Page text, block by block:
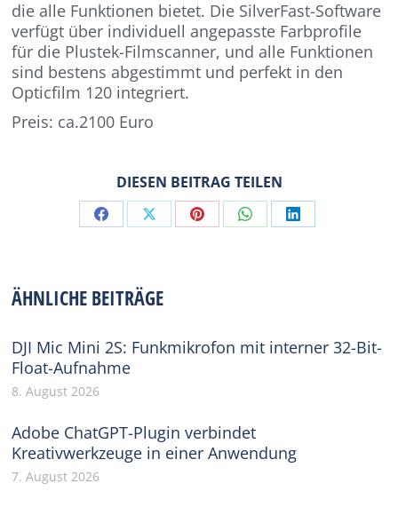
die alle Funktionen bietet. Die SilverFast-Software
verfügt über individuell angepasste Farbprofile
für die Plustek-Filmscanner, und alle Funktionen
sind bestens abgestimmt und perfekt in den
Opticfilm 120 integriert.
Preis: ca.2100 Euro
DIESEN BEITRAG TEILEN
Share Share Share Share Share
ÄHNLICHE BEITRÄGE
DJI Mic Mini 2S: Funkmikrofon mit interner 32-Bit-
Float-Aufnahme
8. August 2026
Adobe ChatGPT-Plugin verbindet
Kreativwerkzeuge in einer Anwendung
7. August 2026